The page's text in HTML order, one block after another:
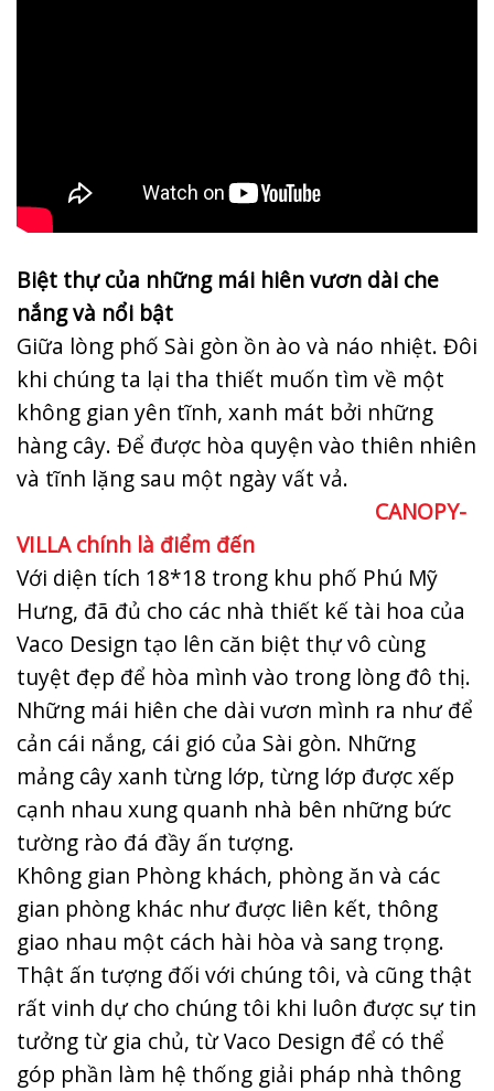
Biệt thự của những mái hiên vươn dài che
nắng và nổi bật
Giữa lòng phố Sài gòn ồn ào và náo nhiệt. Đôi
khi chúng ta lại tha thiết muốn tìm về một
không gian yên tĩnh, xanh mát bởi những
hàng cây. Để được hòa quyện vào thiên nhiên
và tĩnh lặng sau một ngày vất vả.
CANOPY-
VILLA chính là điểm đến
Với diện tích 18*18 trong khu phố Phú Mỹ
Hưng, đã đủ cho các nhà thiết kế tài hoa của
Vaco Design tạo lên căn biệt thự vô cùng
tuyệt đẹp để hòa mình vào trong lòng đô thị.
Những mái hiên che dài vươn mình ra như để
cản cái nắng, cái gió của Sài gòn. Những
mảng cây xanh từng lớp, từng lớp được xếp
cạnh nhau xung quanh nhà bên những bức
tường rào đá đầy ấn tượng.
Không gian Phòng khách, phòng ăn và các
gian phòng khác như được liên kết, thông
giao nhau một cách hài hòa và sang trọng.
Thật ấn tượng đối với chúng tôi, và cũng thật
rất vinh dự cho chúng tôi khi luôn được sự tin
tưởng từ gia chủ, từ Vaco Design để có thể
góp phần làm hệ thống giải pháp nhà thông